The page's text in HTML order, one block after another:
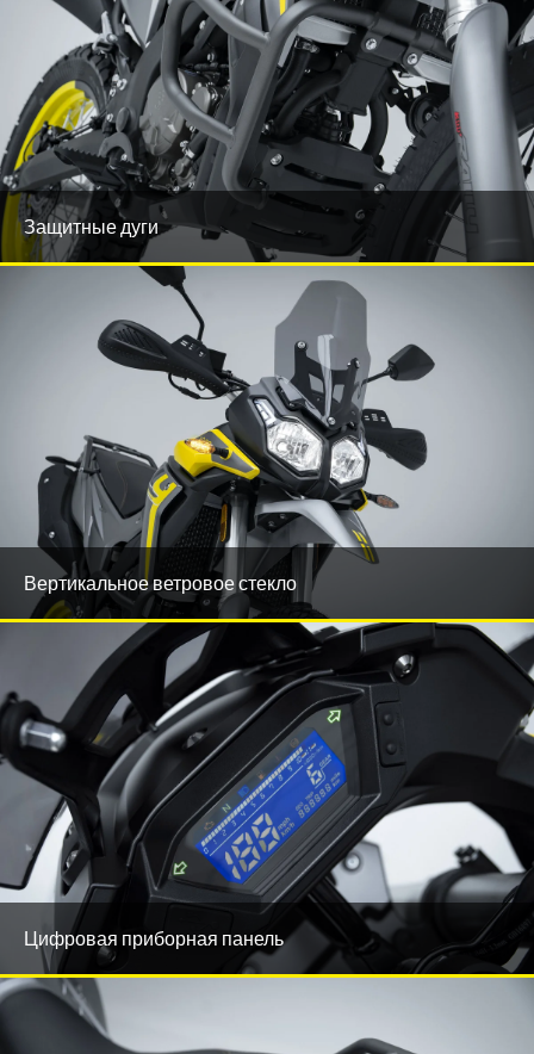
Защитные дуги
Вертикальное ветровое стекло
Цифровая приборная панель